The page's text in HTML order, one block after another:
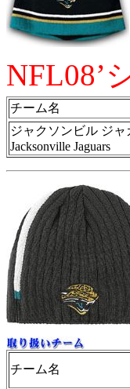
NFL08’
チーム名
ジャクソンビル ジャ
Jacksonville Jaguars
チーム名